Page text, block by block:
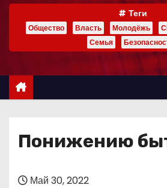
ж
Теги
Общество Власть Молодёжь
Семья
Понижению
Май 30, 2022